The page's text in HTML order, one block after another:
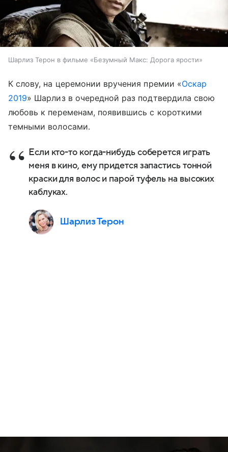
Шарлиз Терон в фильме «Безумный Макс: Дорога ярости»
К слову, на церемонии вручения премии «Оскар
2019» Шарлиз в очередной раз подтвердила свою
любовь к переменам, появившись с короткими
темными волосами.
Если кто-то когда-нибудь соберется играть
меня в кино, ему придется запастись тонной
краски для волос и парой туфель на высоких
каблуках.
Шарлиз Терон